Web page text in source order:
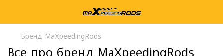
Бренд MaXpeedingRods
Все про бренд MaXpeedingRods